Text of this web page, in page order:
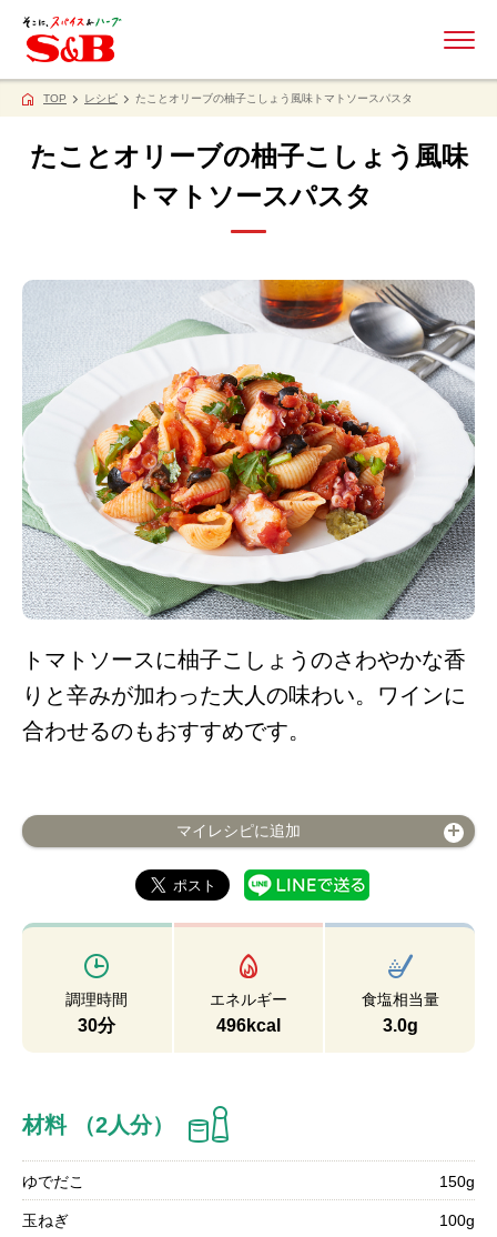
TOP レシピ たことオリーブの柚子こしょう風味トマトソースパスタ
たことオリーブの柚子こしょう風味
トマトソースパスタ
トマトソースに柚子こしょうのさわやかな香
りと辛みが加わった大人の味わい。ワインに
合わせるのもおすすめです。
マイレシピに追加
調理時間
30分
エネルギー
496kcal
食塩相当量
3.0g
材料 （2人分）
ゆでだこ 150g
玉ねぎ 100g